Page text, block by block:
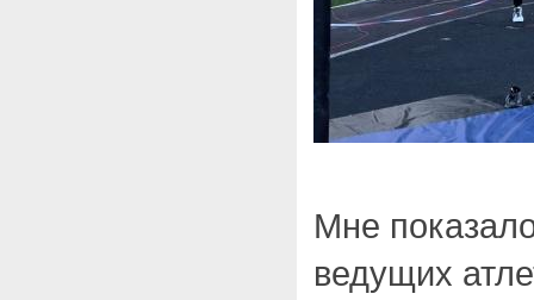
Мне
ведущих